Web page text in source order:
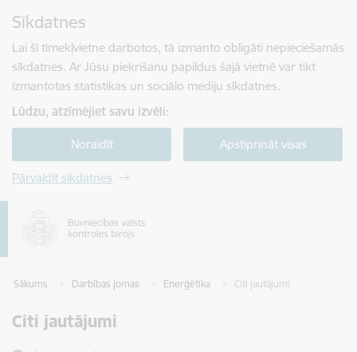
Sīkdatnes
Lai šī tīmekļvietne darbotos, tā izmanto obligāti nepieciešamās
sīkdatnes. Ar Jūsu piekrišanu papildus šajā vietnē var tikt
izmantotas statistikas un sociālo mediju sīkdatnes.
Lūdzu, atzīmējiet savu izvēli:
Noraidīt Apstiprināt visas
Pārvaldīt sīkdatnes
Sākums Darbības jomas Enerģētika Citi jautājumi
Citi jautājumi